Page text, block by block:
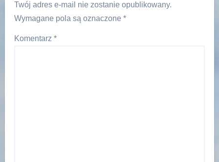
Twój adres e-mail nie zostanie opublikowany.
Wymagane pola są oznaczone *
Komentarz *